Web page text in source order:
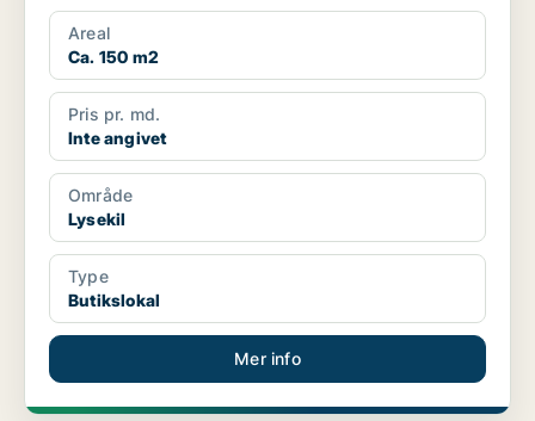
Areal
Ca. 150 m2
Pris pr. md.
Inte angivet
Område
Lysekil
Type
Butikslokal
Mer info